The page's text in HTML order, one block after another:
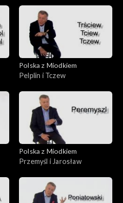
Polska z Miodkiem
Pelplin i Tczew
Polska z Miodkiem
Przemyśl i Jarosław